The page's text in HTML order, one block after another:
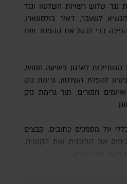
נגד שלוש רשויות השלטון ונגד
לשעבר, ז'איר בולסונארו,
הפיכה כדי לבטל את ההפסד שלו
השתייכות לארגון פשיעה חמוש,
להפלת השלטון, גרימת נזק
חמורים, תוך גרימת נזק
את התוכנית ואת הקנוניה.